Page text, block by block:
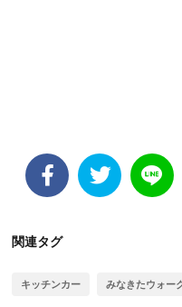
関連タグ
キッチンカー みなきたウォー